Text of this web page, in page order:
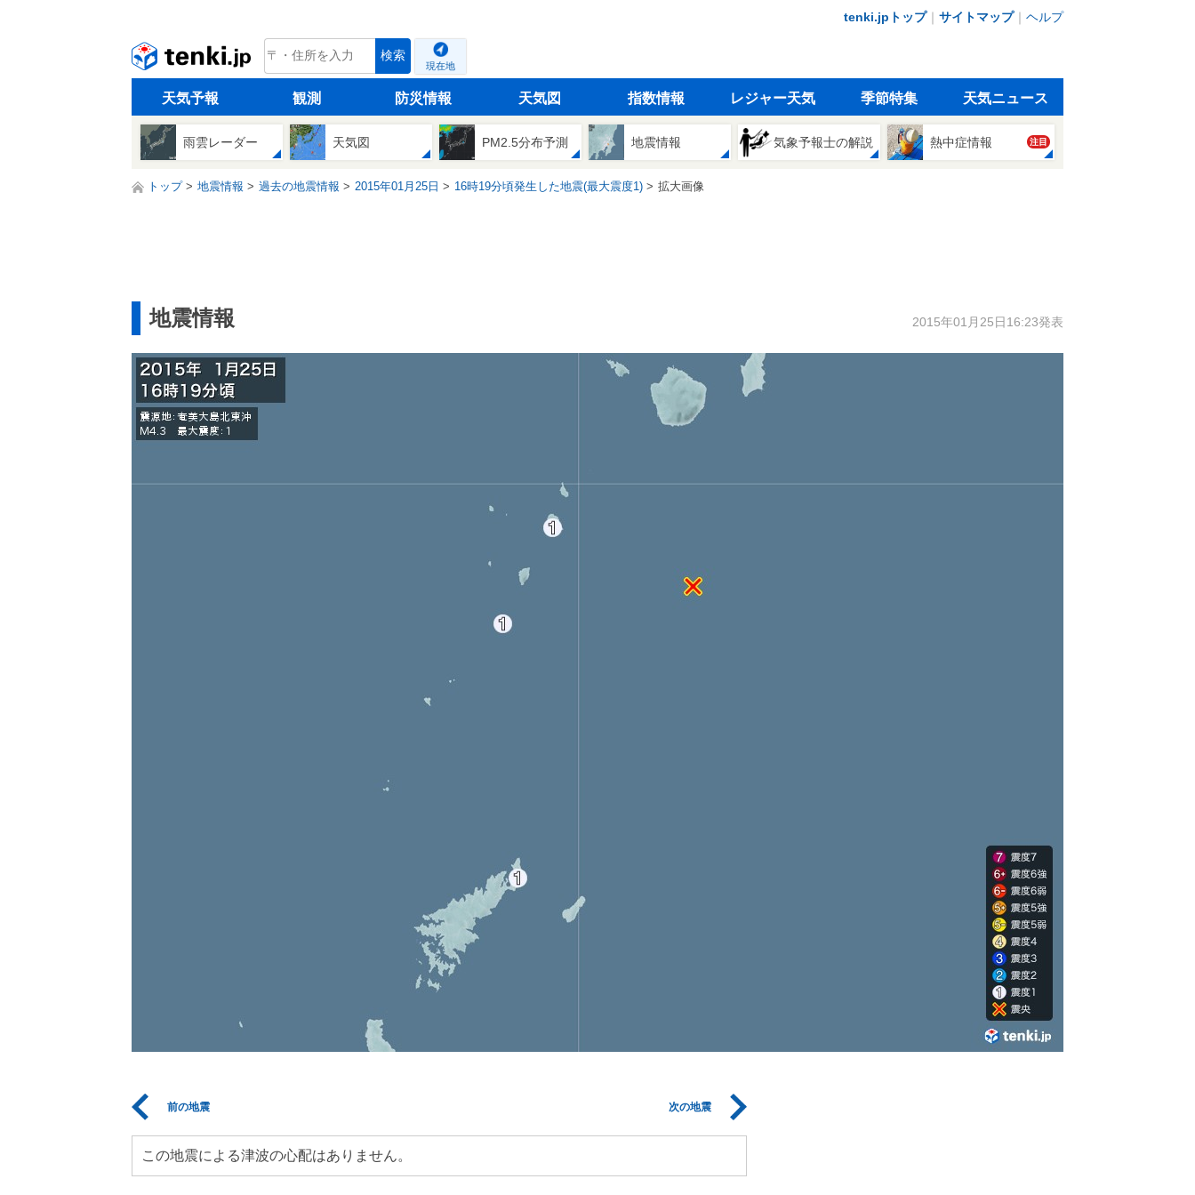
tenki.jpトップ｜ サイトマップ｜ ヘルプ
tenki.jp 検索
現在地
天気予報 観測 防災情報 天気図 指数情報 レジャー天気 季節特集 天気ニュース
雨雲レーダー 天気図 PM2.5分布予測 地震情報 気象予報士の解説 熱中症情報 注目
トップ 地震情報 過去の地震情報 2015年01月25日 16時19分頃発生した地震(最大震度1) 拡大画像
地震情報 2015年01月25日16:23発表
前の地震 次の地震
この地震による津波の心配はありません。